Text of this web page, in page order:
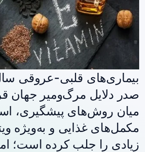
بیماری‌های قلبی-عروقی
صدر دلایل مرگ‌ومیر جهان
میان روش‌های پیشگیری،
زیادی را جلب کرده است؛